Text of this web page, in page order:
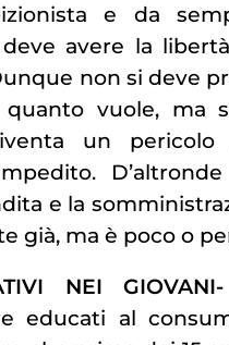
e da
avere la
non si deve
vuole, ma
un
e la
già, ma è poco o
NEI GIOVANI-
educati al